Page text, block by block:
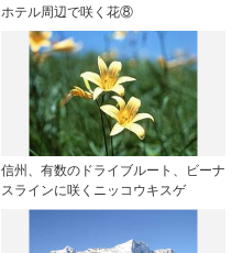
ホテル周辺で咲く花⑧
信州、有数のドライブルート、ビーナ
スラインに咲くニッコウキスゲ